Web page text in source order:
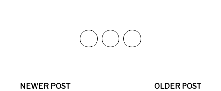
NEWER POST OLDER POST